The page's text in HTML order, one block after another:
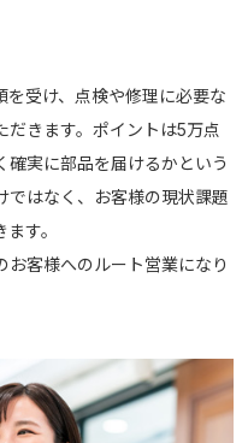
を受け、点検や修理に必要な
だきます。ポイントは5万点
確実に部品を届けるかという
ではなく、お客様の現状課題
す。
客様へのルート営業になり